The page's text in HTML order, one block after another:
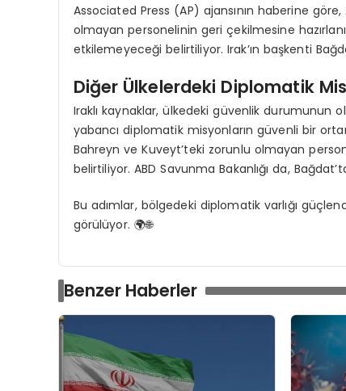
Associated Press (AP) ajansının haberine göre,
olmayan personelinin geri çekilmesine
etkilemeyeceği belirtiliyor. Irak’ın başkenti
Diğer Ülkelerdeki Diplomatik
Iraklı kaynaklar, ülkedeki güvenlik durumunun
yabancı diplomatik misyonların güvenli bir
Bahreyn ve Kuveyt’teki zorunlu olmayan
belirtiliyor. ABD Savunma Bakanlığı da,
Bu adımlar, bölgedeki diplomatik varlığı
görülüyor. 🌍🌐
Benzer Haberler